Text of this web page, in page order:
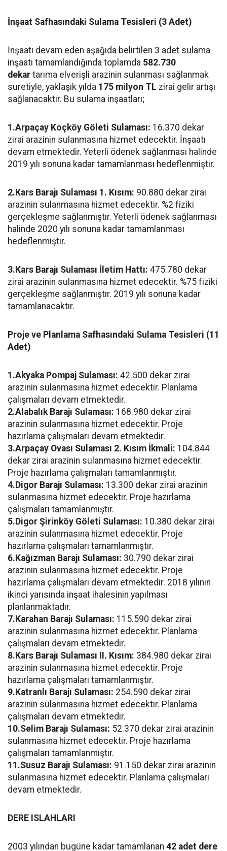
İnşaat Safhasındaki Sulama Tesisleri (3 Adet)
İnşaatı devam eden aşağıda belirtilen 3 adet sulama
inşaatı tamamlandığında toplamda 582.730
dekar tarıma elverişli arazinin sulanması sağlanmak
suretiyle, yaklaşık yılda 175 milyon TL zirai gelir artışı
sağlanacaktır. Bu sulama inşaatları;
1.Arpaçay Koçköy Göleti Sulaması: 16.370 dekar
zirai arazinin sulanmasına hizmet edecektir. İnşaatı
devam etmektedir. Yeterli ödenek sağlanması halinde
2019 yılı sonuna kadar tamamlanması hedeflenmiştir.
2.Kars Barajı Sulaması 1. Kısım: 90.880 dekar zirai
arazinin sulanmasına hizmet edecektir. %2 fiziki
gerçekleşme sağlanmıştır. Yeterli ödenek sağlanması
halinde 2020 yılı sonuna kadar tamamlanması
hedeflenmiştir.
3.Kars Barajı Sulaması İletim Hattı: 475.780 dekar
zirai arazinin sulanmasına hizmet edecektir. %75 fiziki
gerçekleşme sağlanmıştır. 2019 yılı sonuna kadar
tamamlanacaktır.
Proje ve Planlama Safhasındaki Sulama Tesisleri (11
Adet)
1.Akyaka Pompaj Sulaması: 42.500 dekar zirai
arazinin sulanmasına hizmet edecektir. Planlama
çalışmaları devam etmektedir.
2.Alabalık Barajı Sulaması: 168.980 dekar zirai
arazinin sulanmasına hizmet edecektir. Proje
hazırlama çalışmaları devam etmektedir.
3.Arpaçay Ovası Sulaması 2. Kısım İkmali: 104.844
dekar zirai arazinin sulanmasına hizmet edecektir.
Proje hazırlama çalışmaları tamamlanmıştır.
4.Digor Barajı Sulaması: 13.300 dekar zirai arazinin
sulanmasına hizmet edecektir. Proje hazırlama
çalışmaları tamamlanmıştır.
5.Digor Şirinköy Göleti Sulaması: 10.380 dekar zirai
arazinin sulanmasına hizmet edecektir. Proje
hazırlama çalışmaları tamamlanmıştır.
6.Kağızman Barajı Sulaması: 30.790 dekar zirai
arazinin sulanmasına hizmet edecektir. Proje
hazırlama çalışmaları devam etmektedir. 2018 yılının
ikinci yarısında inşaat ihalesinin yapılması
planlanmaktadır.
7.Karahan Barajı Sulaması: 115.590 dekar zirai
arazinin sulanmasına hizmet edecektir. Planlama
çalışmaları devam etmektedir.
8.Kars Barajı Sulaması II. Kısım: 384.980 dekar zirai
arazinin sulanmasına hizmet edecektir. Proje
hazırlama çalışmaları tamamlanmıştır.
9.Katranlı Barajı Sulaması: 254.590 dekar zirai
arazinin sulanmasına hizmet edecektir. Planlama
çalışmaları devam etmektedir.
10.Selim Barajı Sulaması: 52.370 dekar zirai arazinin
sulanmasına hizmet edecektir. Proje hazırlama
çalışmaları tamamlanmıştır.
11.Susuz Barajı Sulaması: 91.150 dekar zirai arazinin
sulanmasına hizmet edecektir. Planlama çalışmaları
devam etmektedir.
DERE ISLAHLARI
2003 yılından bugüne kadar tamamlanan 42 adet dere